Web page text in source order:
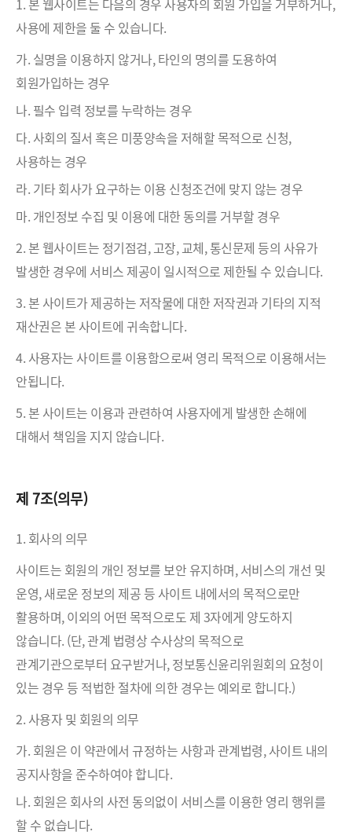
1. 본 웹사이트는 다음의 경우 사용자의 회원 가입을 거부하거나,
사용에 제한을 둘 수 있습니다.
가. 실명을 이용하지 않거나, 타인의 명의를 도용하여
회원가입하는 경우
나. 필수 입력 정보를 누락하는 경우
다. 사회의 질서 혹은 미풍양속을 저해할 목적으로 신청,
사용하는 경우
라. 기타 회사가 요구하는 이용 신청조건에 맞지 않는 경우
마. 개인정보 수집 및 이용에 대한 동의를 거부할 경우
2. 본 웹사이트는 정기점검, 고장, 교체, 통신문제 등의 사유가
발생한 경우에 서비스 제공이 일시적으로 제한될 수 있습니다.
3. 본 사이트가 제공하는 저작물에 대한 저작권과 기타의 지적
재산권은 본 사이트에 귀속합니다.
4. 사용자는 사이트를 이용함으로써 영리 목적으로 이용해서는
안됩니다.
5. 본 사이트는 이용과 관련하여 사용자에게 발생한 손해에
대해서 책임을 지지 않습니다.
제 7조(의무)
1. 회사의 의무
사이트는 회원의 개인 정보를 보안 유지하며, 서비스의 개선 및
운영, 새로운 정보의 제공 등 사이트 내에서의 목적으로만
활용하며, 이외의 어떤 목적으로도 제 3자에게 양도하지
않습니다. (단, 관계 법령상 수사상의 목적으로
관계기관으로부터 요구받거나, 정보통신윤리위원회의 요청이
있는 경우 등 적법한 절차에 의한 경우는 예외로 합니다.)
2. 사용자 및 회원의 의무
가. 회원은 이 약관에서 규정하는 사항과 관계법령, 사이트 내의
공지사항을 준수하여야 합니다.
나. 회원은 회사의 사전 동의없이 서비스를 이용한 영리 행위를
할 수 없습니다.